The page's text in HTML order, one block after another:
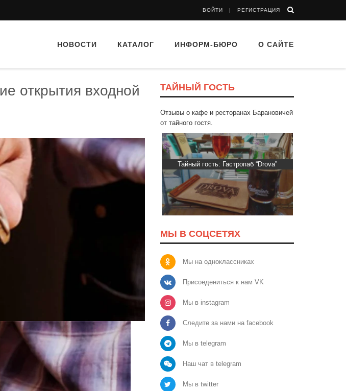
ВОЙТИ РЕГИСТРАЦИЯ
НОВОСТИ КАТАЛОГ ИНФОРМ-БЮРО О САЙТЕ
открытия входной
ТАЙНЫЙ ГОСТЬ
Отзывы о кафе и ресторанах Барановичей
от тайного гостя.
Тайный гость: Гастропаб “Drova” Тайный гость: доставка Капибара
МЫ В СОЦСЕТЯХ
Мы на одноклассниках
Присоедениться к нам VK
Мы в instagram
Следите за нами на facebook
Мы в telegram
Наш чат в telegram
Мы в twitter